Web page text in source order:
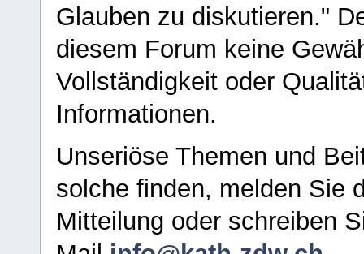
Glauben zu diskutieren."
diesem Forum keine
Vollständigkeit oder
Informationen.
Unseriöse Themen und
solche finden, melden Sie
Mitteilung oder schreiben